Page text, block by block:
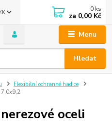
Menu
Hledat
0 ks
za 0,00 Kč
Flexibilní ochranné hadice
7,0x9,2
oceli